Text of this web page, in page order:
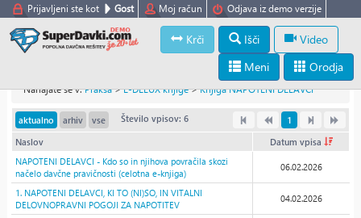
Prijavljeni ste kot Gost Moj račun Odjava iz demo verzije
Krči Išči
Video
Orodja
Meni
Nahajate se v:Praksa>E-DELUX knjige>Knjiga NAPOTENI DELAVCI
aktualno arhiv vse Število vpisov: 6 1
Naslov
Datum vpisa
NAPOTENI DELAVCI - Kdo so in njihova povračila skozi
načelo davčne pravičnosti (celotna e-knjiga)
06.02.2026
1. NAPOTENI DELAVCI, KI TO (NI)SO, IN VITALNI
DELOVNOPRAVNI POGOJI ZA NAPOTITEV
04.02.2026